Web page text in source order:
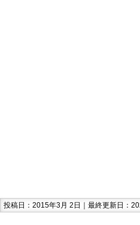
投稿日：2015年3月 2日｜最終更新日：